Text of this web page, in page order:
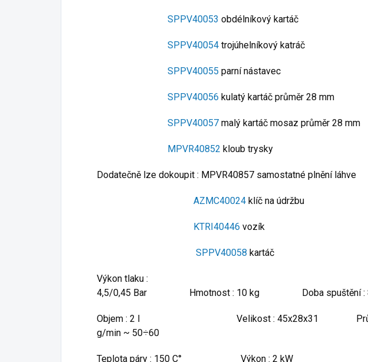
SPPV40053 obdélníkový kartáč
SPPV40054 trojúhelníkový katráč
SPPV40055 parní nástavec
SPPV40056 kulatý kartáč průměr 28 mm
SPPV40057 malý kartáč mosaz průměr 28 mm
MPVR40852 kloub trysky
Dodatečně lze dokoupit : MPVR40857 samostatné plnění láhve
AZMC40024 klíč na údržbu
KTRI40446 vozík
SPPV40058 kartáč
Výkon tlaku :
4,5/0,45 Bar Hmotnost : 10 kg Doba spuštění :
Objem : 2 l Velikost : 45x28x31 Průtok
g/min ~ 50÷60
Teplota páry : 150 C° Výkon : 2 kW